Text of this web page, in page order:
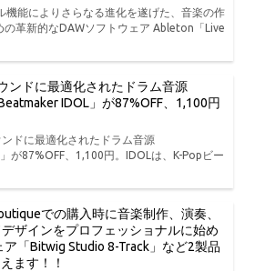
機能によりさらなる進化を遂げた、音楽の作
の革新的なDAWソフトウェア Ableton「Live
ンドに最適化されたドラム音源
IDOL」が87%OFF、1,100円
ドに最適化されたドラム音源
が87%OFF、1,100円。IDOLは、K-Popビー
での購入時に音楽制作、演奏、
ザインをプロフェッショナルに始め
ア「Bitwig Studio 8-Track」など2製品
ます！！